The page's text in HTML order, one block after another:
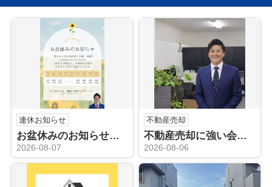
連休お知らせ
お盆休みのお知らせ｜名古屋の空き家・相続不動産について家族で話してみませんか？
2026-08-07
不動産売却
不動産売却に強い会社がおすすめの人気エリア！庄内通駅周辺が魅力的な理由とは？
2026-08-06